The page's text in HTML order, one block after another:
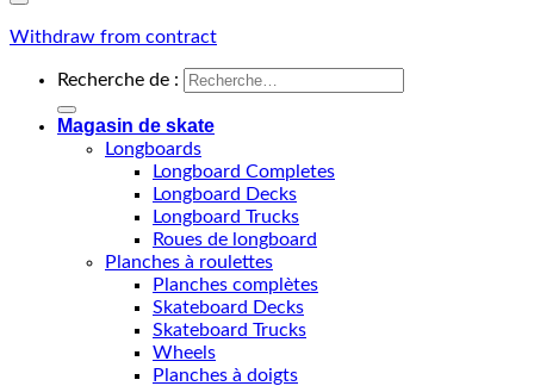
Withdraw from contract
Recherche de :
Magasin de skate
Longboards
Longboard Completes
Longboard Decks
Longboard Trucks
Roues de longboard
Planches à roulettes
Planches complètes
Skateboard Decks
Skateboard Trucks
Wheels
Planches à doigts